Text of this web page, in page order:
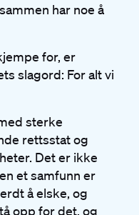
har noe å
for, er
slagord: For alt vi
sterke
rettsstat og
Det er ikke
et samfunn er
å elske, og
opp for det, og